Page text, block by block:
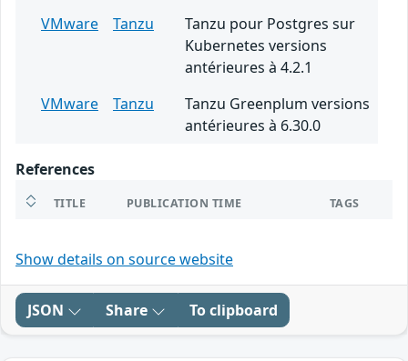
VMware
Tanzu
Tanzu pour Postgres sur
Kubernetes versions
antérieures à 4.2.1
VMware
Tanzu
Tanzu Greenplum versions
antérieures à 6.30.0
References
TITLE PUBLICATION TIME TAGS
Show details on source website
JSON Share To clipboard